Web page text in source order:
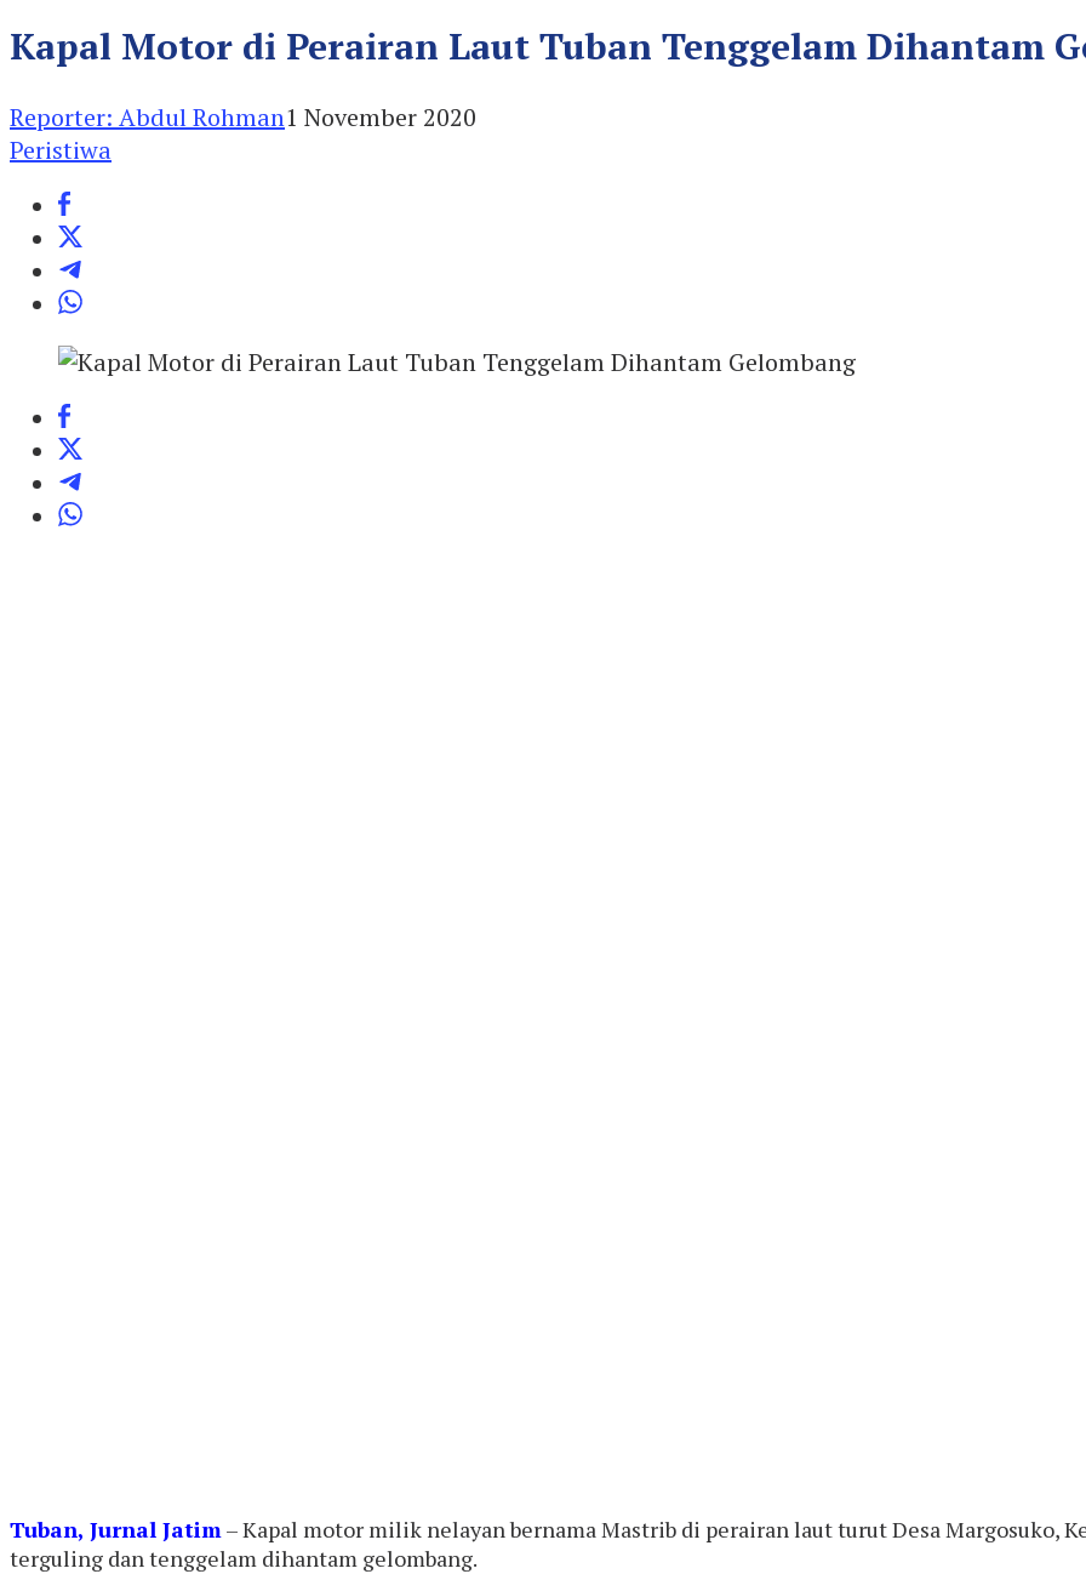
Kapal Motor di Perairan Laut Tuban Tenggelam Dihantam
Reporter: Abdul Rohman1 November 2020
Peristiwa
Tuban, Jurnal Jatim – Kapal motor milik nelayan bernama Mastrib di perairan laut turut Desa Margosuko,
terguling dan tenggelam dihantam gelombang.